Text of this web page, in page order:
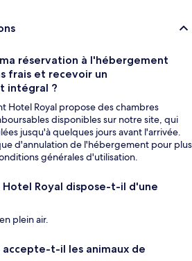
réservation à l'hébergement
frais et recevoir un
intégral ?
Hotel Royal propose des chambres
disponibles sur notre site, qui
jusqu'à quelques jours avant l'arrivée.
d'annulation de l'hébergement pour plus
générales d'utilisation.
Royal dispose-t-il d'une
plein air.
t-il les animaux de